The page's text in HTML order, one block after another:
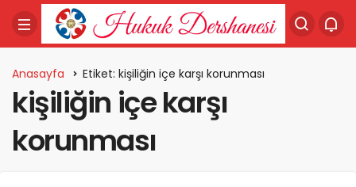
Anasayfa Etiket: kişiliğin içe karşı korunması
kişiliğin içe karşı
korunması